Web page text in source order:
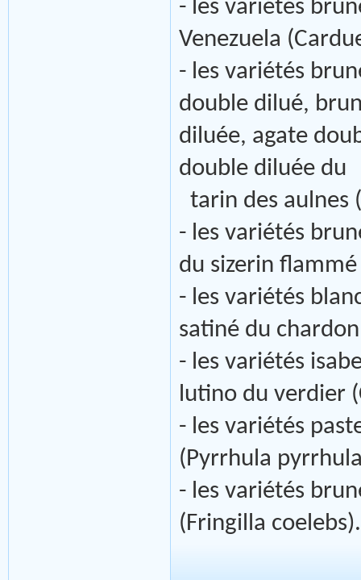
- les variétés
Venezuela
- les variétés
double dilué,
diluée, agate
double diluée du
tarin des aulnes
- les variétés
du sizerin
- les variétés
satiné du
- les variétés
lutino du verdier
- les variétés
(Pyrrhula
- les variétés
(Fringilla coelebs).